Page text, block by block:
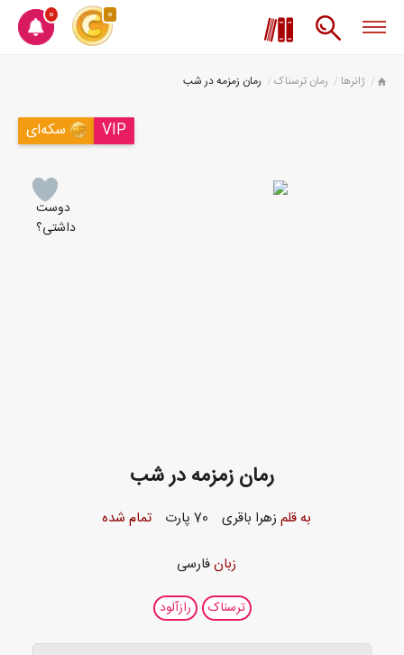
0 0
ژانرها رمان ترسناک رمان زمزمه در شب
سکه‌ای VIP
دوست
داشتی؟
رمان زمزمه در شب
به قلم زهرا باقری 70 پارت تمام شده
زبانفارسی
ترسناک رازآلود